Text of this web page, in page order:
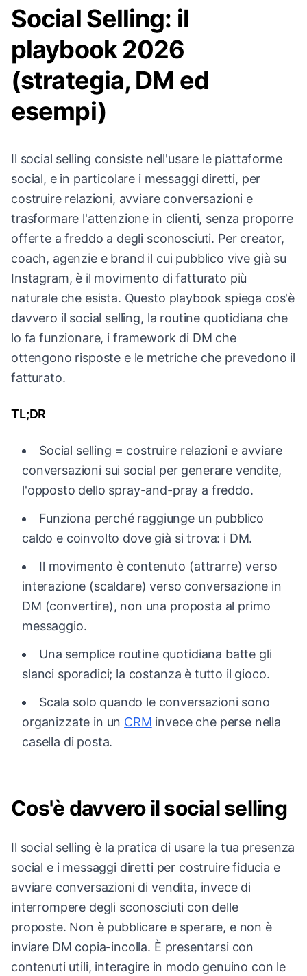
Social Selling: il
playbook 2026
(strategia, DM ed
esempi)
Il social selling consiste nell'usare le piattaforme
social, e in particolare i messaggi diretti, per
costruire relazioni, avviare conversazioni e
trasformare l'attenzione in clienti, senza proporre
offerte a freddo a degli sconosciuti. Per creator,
coach, agenzie e brand il cui pubblico vive già su
Instagram, è il movimento di fatturato più
naturale che esista. Questo playbook spiega cos'è
davvero il social selling, la routine quotidiana che
lo fa funzionare, i framework di DM che
ottengono risposte e le metriche che prevedono il
fatturato.
TL;DR
Social selling = costruire relazioni e avviare
conversazioni sui social per generare vendite,
l'opposto dello spray-and-pray a freddo.
Funziona perché raggiunge un pubblico
caldo e coinvolto dove già si trova: i DM.
Il movimento è contenuto (attrarre) verso
interazione (scaldare) verso conversazione in
DM (convertire), non una proposta al primo
messaggio.
Una semplice routine quotidiana batte gli
slanci sporadici; la costanza è tutto il gioco.
Scala solo quando le conversazioni sono
organizzate in un CRM invece che perse nella
casella di posta.
Cos'è davvero il social selling
Il social selling è la pratica di usare la tua presenza
social e i messaggi diretti per costruire fiducia e
avviare conversazioni di vendita, invece di
interrompere degli sconosciuti con delle
proposte. Non è pubblicare e sperare, e non è
inviare DM copia-incolla. È presentarsi con
contenuti utili, interagire in modo genuino con le